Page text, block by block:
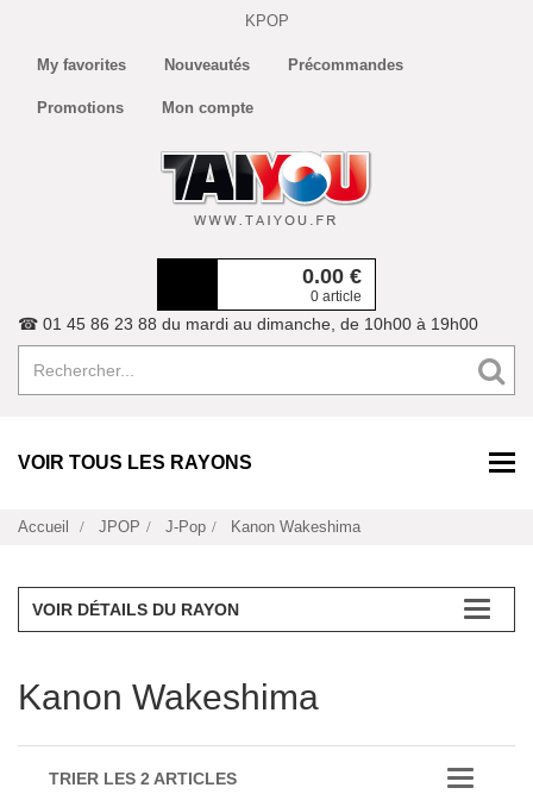
KPOP
My favorites Nouveautés Précommandes
Promotions Mon compte
0.00 €
0 article
☎ 01 45 86 23 88 du mardi au dimanche, de 10h00 à 19h00
VOIR TOUS LES RAYONS
Accueil JPOP J-Pop Kanon Wakeshima
VOIR DÉTAILS DU RAYON
Kanon Wakeshima
TRIER LES 2 ARTICLES